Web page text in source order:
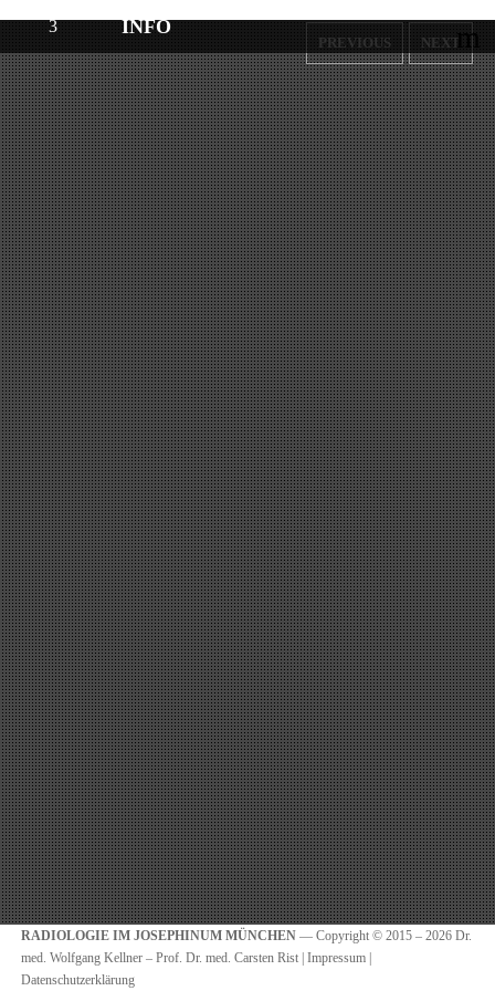
m
PREVIOUS NEXT
INFO
RADIOLOGIE IM JOSEPHINUM MÜNCHEN — Copyright © 2015 – 2026 Dr.
med. Wolfgang Kellner – Prof. Dr. med. Carsten Rist | Impressum|
Datenschutzerklärung